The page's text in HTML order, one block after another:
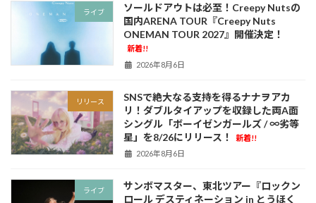
ライブ
ソールドアウトは必至！Creepy Nutsの
国内ARENA TOUR『Creepy Nuts
ONEMAN TOUR 2027』開催決定！
新着!!
2026年8月6日
リリース
SNSで絶大なる支持を得るナナヲアカ
リ！ダブルタイアップを収録した両A面
シングル「ボーイゼンガールズ / ∞劣等
星」を8/26にリリース！
新着!!
2026年8月6日
ライブ
サンボマスター、東北ツアー『ロックン
ロール デスティネーション in とうほく